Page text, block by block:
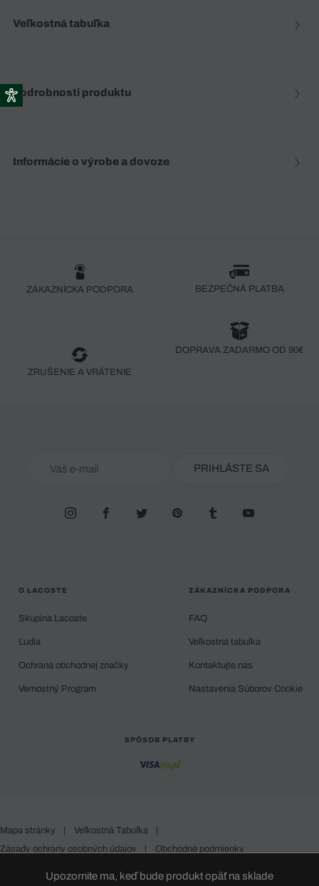
Veľkostná tabuľka
Podrobnosti produktu
Informácie o výrobe a dovoze
Upozornite ma, keď bude produkt opäť na sklade
ZÁKAZNÍCKA PODPORA BEZPEČNÁ PLATBA
ZRUŠENIE A VRÁTENIE
DOPRAVA ZADARMO OD 90€
PRIHLÁSTE SA
O LACOSTE
Skupina Lacoste
Ľudia
Ochrana obchodnej značky
Vernostný Program
ZÁKAZNÍCKA PODPORA
FAQ
Veľkostná tabuľka
Kontaktujte nás
Nastavenia Súborov Cookie
SPÔSOB PLATBY
Mapa stránky | Veľkostná Tabuľka
|
Zásady ochrany osobných údajov
| Obchodné podmienky